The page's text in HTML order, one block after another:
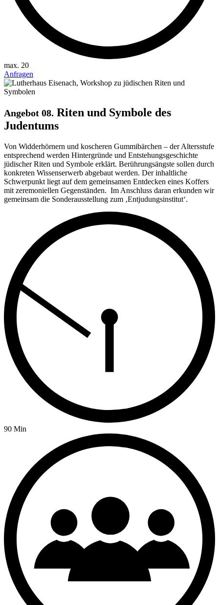
max. 20
Anfragen
Angebot 08. Riten und Symbole des
Judentums
Von Widderhörnern und ko­scheren Gummibärchen – der Altersstufe
entsprechend werden Hintergründe und Entstehungsgeschichte
jüdischer Riten und Symbole erklärt. Berührungsängste sollen durch
konkreten Wissenserwerb abgebaut werden. Der inhaltliche
Schwerpunkt liegt auf dem gemeinsamen Entdecken eines Koffers
mit zeremoniellen Gegenständen. Im Anschluss daran erkunden wir
gemeinsam die Sonderausstellung zum ‚Entjudungsinstitut‘.
90 Min